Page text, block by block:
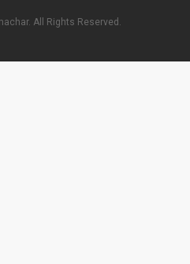
All Rights Reserved.